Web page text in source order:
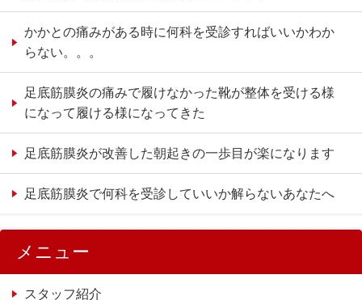
かかとの痛みがある時に何科を受診すればいいかわか
らない。。。
足底筋膜炎の痛みで履けなかった靴が整体を受ける様
になって履ける様になってきた
足底筋膜炎が改善した朝起きの一歩目が楽になります
足底筋膜炎で何科を受診していいか解らないあなたへ
メニュー
スタッフ紹介